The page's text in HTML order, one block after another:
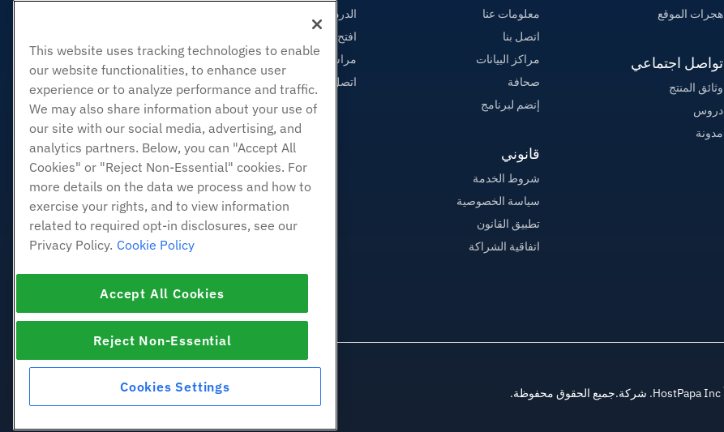
هجرات الموقع
تواصل اجتماعي
وثائق المنتج
دروس
مدونة
معلومات عنا
اتصل بنا
مراكز البيانات
صحافة
إنضم لبرنامج
قانوني
شروط الخدمة
سياسة الخصوصية
تطبيق القانون
اتفاقية الشراكة
الدردشة الحية معنا
افتح تذكرة الدعم
مراسلتنا على البريد الاليكتروني
اتصل بنا (888) 404-1279
This website uses tracking technologies to enable
our website functionalities, to enhance user
experience or to analyze performance and traffic.
We may also share information about your use of
our site with our social media, advertising, and
analytics partners. Below, you can "Accept All
Cookies" or "Reject Non-Essential" cookies. For
more details on the data we process and how to
exercise your rights, and to view information
related to required opt-in disclosures, see our
Privacy Policy. Cookie Policy
Accept All Cookies
Reject Non-Essential
Cookies Settings